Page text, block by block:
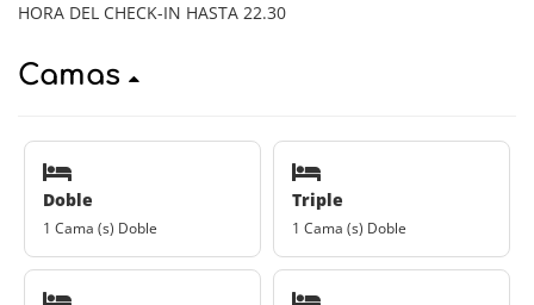
HORA DEL CHECK-IN HASTA 22.30
Camas
Doble
1 Cama (s) Doble
Triple
1 Cama (s) Doble